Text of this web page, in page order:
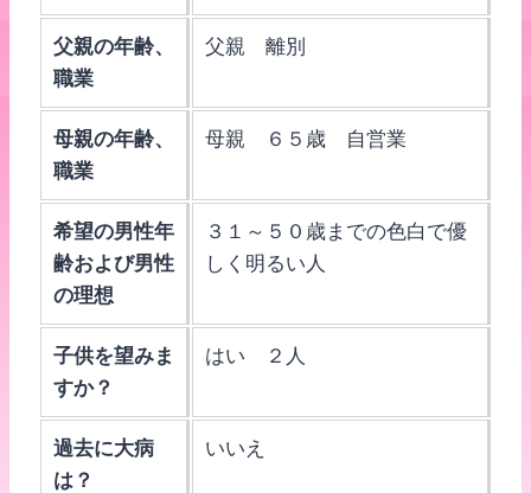
父親の年齢、
職業
父親 離別
母親の年齢、
職業
母親 ６５歳 自営業
希望の男性年
齢および男性
の理想
３１～５０歳までの色白で優
しく明るい人
子供を望みま
すか？
はい ２人
過去に大病
は？
いいえ